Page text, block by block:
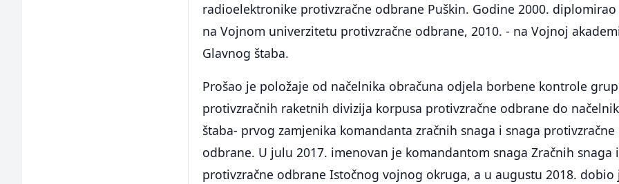
radioelektronike protivzračne odbrane Puškin. Godine 2000. diplomirao
na Vojnom univerzitetu protivzračne odbrane, 2010. - na Vojnoj
Glavnog štaba.
Prošao je položaje od načelnika obračuna odjela borbene kontrole
protivzračnih raketnih divizija korpusa protivzračne odbrane do
štaba- prvog zamjenika komandanta zračnih snaga i snaga protivzračne
odbrane. U julu 2017. imenovan je komandantom snaga Zračnih snaga i
protivzračne odbrane Istočnog vojnog okruga, a u augustu 2018. dobio